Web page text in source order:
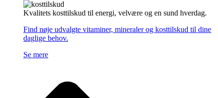
Kvalitets kosttilskud til energi, velvære og en sund hverdag.
Find nøje udvalgte vitaminer, mineraler og kosttilskud til dine
daglige behov.
Se mere